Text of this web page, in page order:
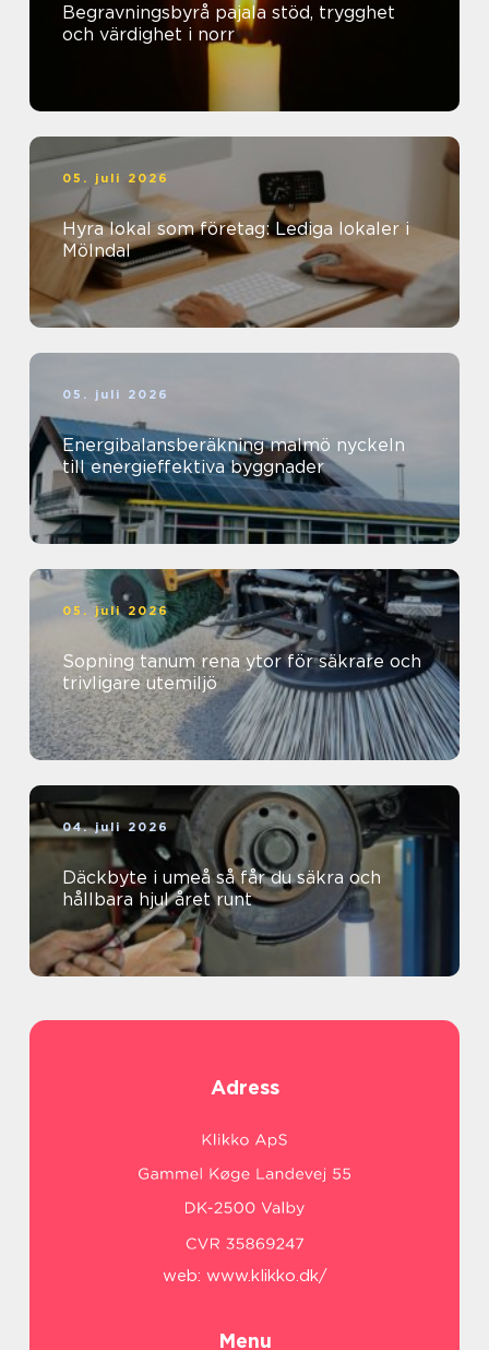
Begravningsbyrå pajala stöd, trygghet
och värdighet i norr
05. juli 2026
Hyra lokal som företag: Lediga lokaler i
Mölndal
05. juli 2026
Energibalansberäkning malmö nyckeln
till energieffektiva byggnader
05. juli 2026
Sopning tanum rena ytor för säkrare och
trivligare utemiljö
04. juli 2026
Däckbyte i umeå så får du säkra och
hållbara hjul året runt
Adress
web: www.klikko.dk/
Menu